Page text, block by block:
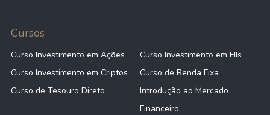
Cursos
Curso Investimento em Ações
Curso Investimento em FIIs
Curso Investimento em Criptos
Curso de Renda Fixa
Curso de Tesouro Direto
Introdução ao Mercado
Financeiro